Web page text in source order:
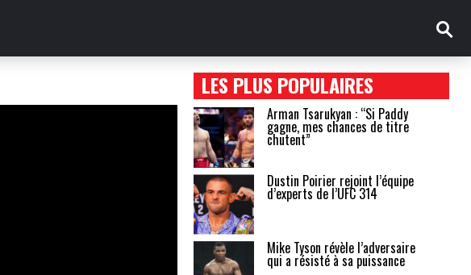
LES PLUS POPULAIRES
Arman Tsarukyan : “Si Paddy
gagne, mes chances de titre
chutent”
Dustin Poirier rejoint l’équipe
d’experts de l’UFC 314
Mike Tyson révèle l’adversaire
qui a résisté à sa puissance